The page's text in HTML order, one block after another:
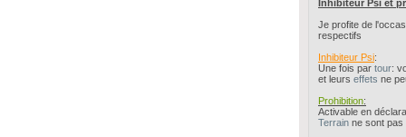
Inhibiteur Psi et
Je profite de
respectifs
Inhibiteur Psi:
Une fois par tour:
et leurs effets ne
Prohibition:
Activable en
Terrain ne sont